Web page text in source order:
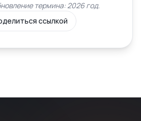
термина: 2026 год.
ссылкой